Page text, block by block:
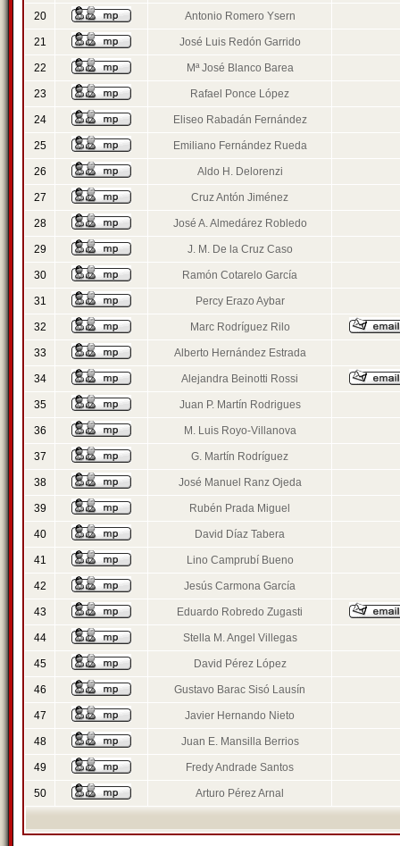
20 Antonio Romero Ysern
21 José Luis Redón Garrido
22 Mª José Blanco Barea
23 Rafael Ponce López
24 Eliseo Rabadán Fernández
25 Emiliano Fernández Rueda
26 Aldo H. Delorenzi
27 Cruz Antón Jiménez
28 José A. Almedárez Robledo
29 J. M. De la Cruz Caso
30 Ramón Cotarelo García
31 Percy Erazo Aybar
32 Marc Rodríguez Rilo
33 Alberto Hernández Estrada
34 Alejandra Beinotti Rossi
35 Juan P. Martín Rodrigues
36 M. Luis Royo-Villanova
37 G. Martín Rodríguez
38 José Manuel Ranz Ojeda
39 Rubén Prada Miguel
40 David Díaz Tabera
41 Lino Camprubí Bueno
42 Jesús Carmona García
43 Eduardo Robredo Zugasti
44 Stella M. Angel Villegas
45 David Pérez López
46 Gustavo Barac Sisó Lausín
47 Javier Hernando Nieto
48 Juan E. Mansilla Berrios
49 Fredy Andrade Santos
50 Arturo Pérez Arnal